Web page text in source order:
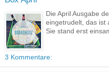
Die April Ausgabe
eingetrudelt, das ist
Sie stand erst
3 Kommentare: